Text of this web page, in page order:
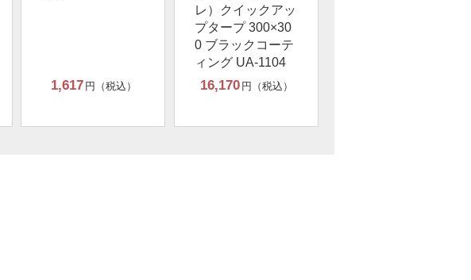
1,617 円（税込）
レ）クイックアッ
プタープ 300×30
0 ブラックコーテ
ィング UA-1104
16,170 円（税込）